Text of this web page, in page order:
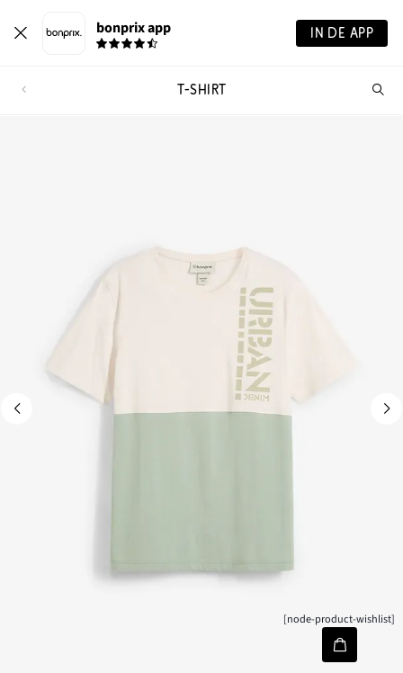
bonprix app IN DE APP
T-SHIRT
[node-product-wishlist]